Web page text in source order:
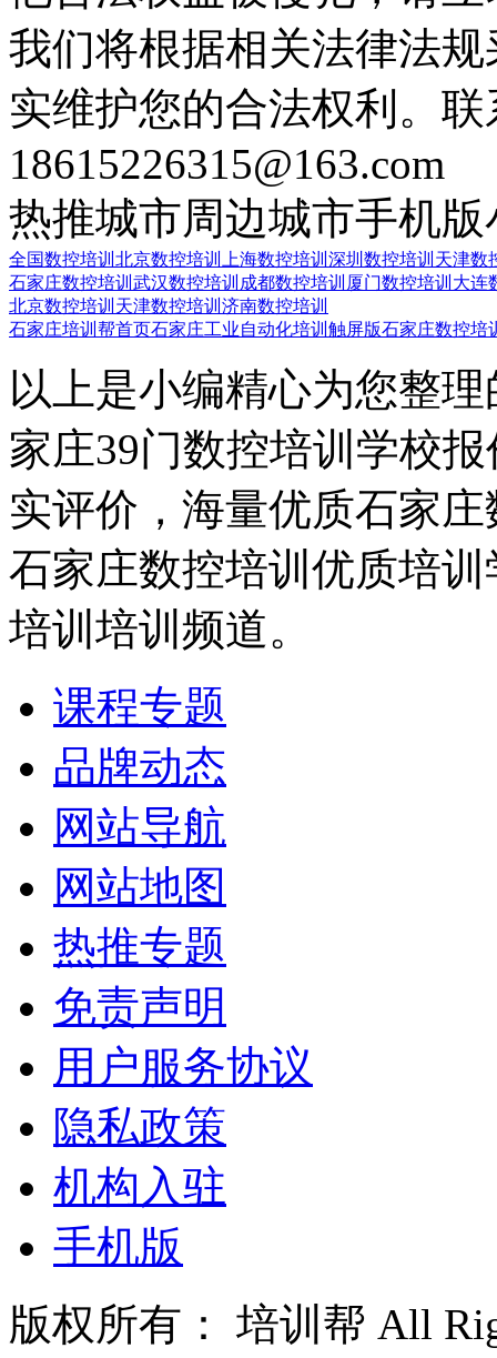
我们将根据相关法律法
实维护您的合法权利。
18615226315@163.com
热推城市周边城市手机版
全国数控培训 北京数控培训 上海数控培训 深圳数控培训 天津数
石家庄数控培训 武汉数控培训 成都数控培训 厦门数控培训 大连
北京数控培训 天津数控培训 济南数控培训
石家庄培训帮首页石家庄工业自动化培训触屏版石家庄数控培
以上是小编精心为您整
家庄39门数控培训学校
实评价，海量优质石家
石家庄数控培训优质培
培训培训频道。
课程专题
品牌动态
网站导航
网站地图
热推专题
免责声明
用户服务协议
隐私政策
机构入驻
手机版
版权所有： 培训帮 All